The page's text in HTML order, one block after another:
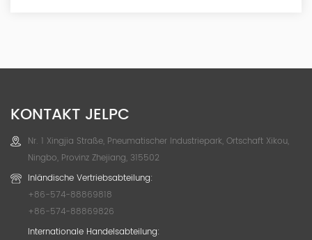
KONTAKT JELPC
Nr. 1 Xingjia Straße, Pneumatischer Industriepark, Ortschaft Xikou,
Ningbo, Provinz Zhejiang, 315502
Inländische Vertriebsabteilung:
+86-574-88869818
+86-574-88869826
Internationale Handelsabteilung: